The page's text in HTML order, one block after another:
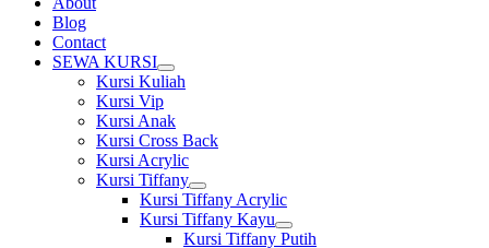
Blog
Contact
SEWA KURSI
Show
sub
Kursi Kuliah
Kursi Vip
Kursi Anak
Kursi Cross Back
Kursi Acrylic
Kursi Tiffany
Show
sub
menu
Kursi Tiffany Acrylic
Kursi Tiffany Kayu
Show
Kursi Tiffany Putih